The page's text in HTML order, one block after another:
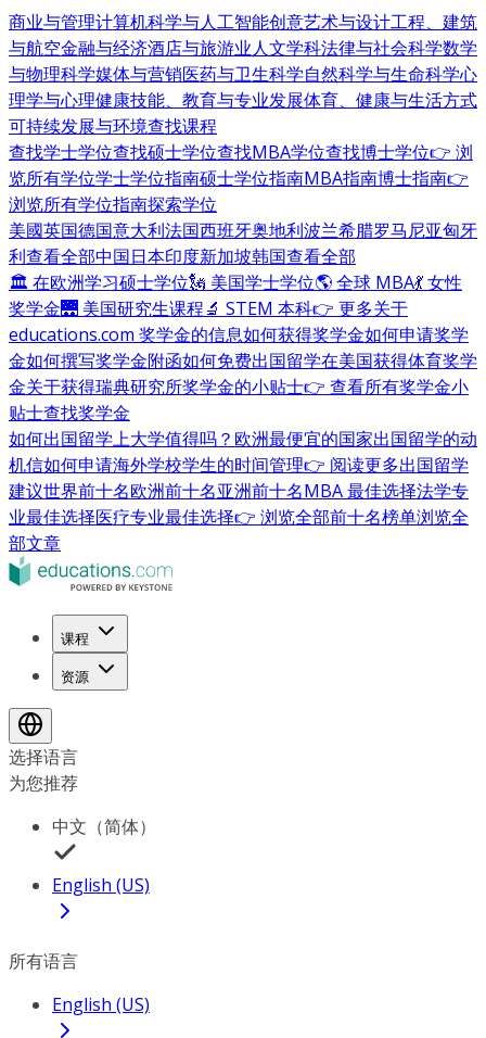
商业与管理计算机科学与人工智能创意艺术与设计工程、建筑
与航空金融与经济酒店与旅游业人文学科法律与社会科学数学
与物理科学媒体与营销医药与卫生科学自然科学与生命科学心
理学与心理健康技能、教育与专业发展体育、健康与生活方式
可持续发展与环境查找课程
查找学士学位查找硕士学位查找MBA学位查找博士学位👉 浏
览所有学位学士学位指南硕士学位指南MBA指南博士指南👉
浏览所有学位指南探索学位
美國英国德国意大利法国西班牙奥地利波兰希腊罗马尼亚匈牙
利查看全部中国日本印度新加坡韩国查看全部
🏛 在欧洲学习硕士学位🗽 美国学士学位🌎 全球 MBA💃 女性
奖学金🌉 美国研究生课程🔬 STEM 本科👉 更多关于
educations.com 奖学金的信息如何获得奖学金如何申请奖学
金如何撰写奖学金附函如何免费出国留学在美国获得体育奖学
金关于获得瑞典研究所奖学金的小贴士👉 查看所有奖学金小
贴士查找奖学金
如何出国留学上大学值得吗？ 欧洲最便宜的国家出国留学的动
机信如何申请海外学校学生的时间管理👉 阅读更多出国留学
建议世界前十名欧洲前十名亚洲前十名MBA 最佳选择法学专
业最佳选择医疗专业最佳选择👉 浏览全部前十名榜单浏览全
部文章
课程
资源
选择语言
为您推荐
中文（简体）
English (US)
所有语言
English (US)